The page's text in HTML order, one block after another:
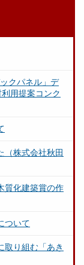
クパネル」デ
用提案コンク
（株式会社秋田
質化建築賞の作
ついて
取り組む「あき